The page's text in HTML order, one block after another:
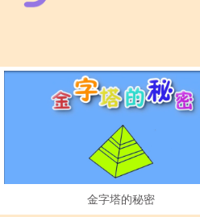
金字塔的秘密